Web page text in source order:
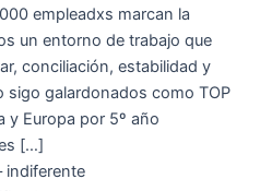
empleadxs marcan la
un entorno de trabajo que
conciliación, estabilidad y
sigo galardonados como TOP
y Europa por 5º año
[…]
indiferente